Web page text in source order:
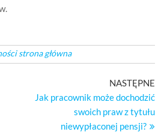
strona główna
NASTĘPNE
Jak pracownik może dochodzić
swoich praw z tytułu
niewypłaconej pensji?